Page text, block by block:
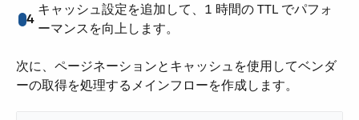
4
キャッシュ設定を追加して、1 時間の TTL でパフォ
ーマンスを向上します。
次に、ページネーションとキャッシュを使用してベンダ
ーの取得を処理するメインフローを作成します。